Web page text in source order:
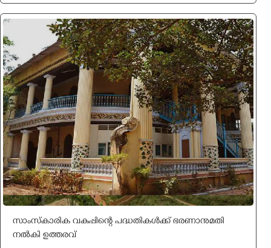
സാംസ്‌കാരിക വകുപ്പിന്റെ പദ്ധതികൾക്ക് ഭരണാനുമതി
നൽകി ഉത്തരവ്